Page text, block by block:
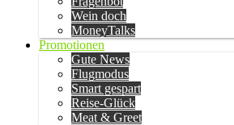
Wein doch
MoneyTalks
Promotionen
Gute News
Flugmodus
Smart gespart
Reise-Glück
Meat & Greet